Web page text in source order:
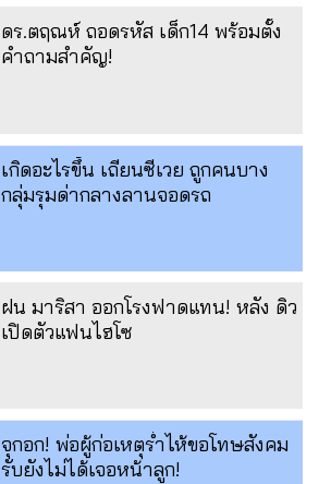
ดร.ตฤณห์ ถอดรหัส เด็ก14 พร้อมตั้ง
คำถามสำคัญ!
เกิดอะไรขึ้น เถียนซีเวย ถูกคนบาง
กลุ่มรุมด่ากลางลานจอดรถ
ฝน มาริสา ออกโรงฟาดแทน! หลัง ดิว
เปิดตัวแฟนไฮโซ
จุกอก! พ่อผู้ก่อเหตุร่ำไห้ขอโทษสังคม
รับยังไม่ได้เจอหน้าลูก!